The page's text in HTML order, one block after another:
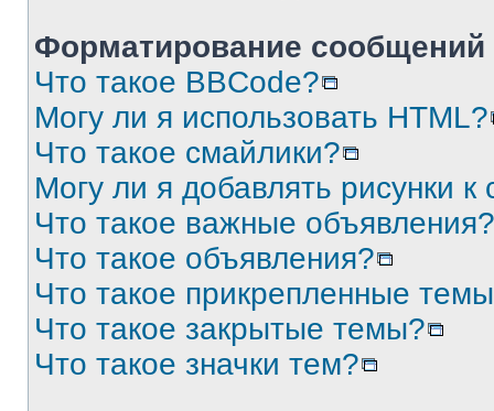
Форматирование
Что такое BBCode?
Могу ли я использовать HTML?
Что такое смайлики?
Могу ли я добавлять рисунки
Что такое важные объявления?
Что такое объявления?
Что такое прикрепленные
Что такое закрытые темы?
Что такое значки тем?